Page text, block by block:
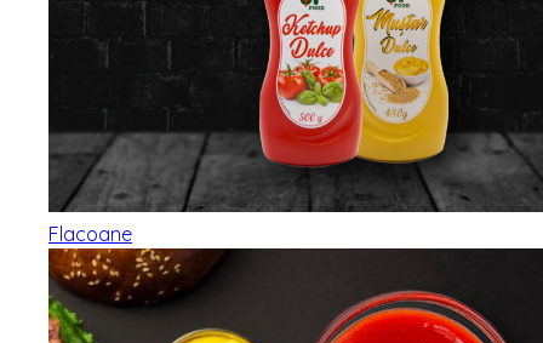
Flacoane